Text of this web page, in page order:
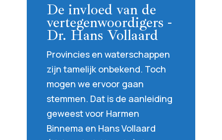
De invloed van de
vertegenwoordigers -
Dr. Hans Vollaard
Provincies en waterschappen
zijn tamelijk onbekend. Toch
mogen we ervoor gaan
stemmen. Dat is de aanleiding
geweest voor Harmen
Binnema en Hans Vollaard